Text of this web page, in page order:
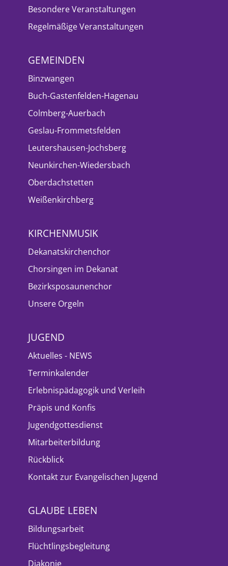
Besondere Veranstaltungen
Regelmäßige Veranstaltungen
GEMEINDEN
Binzwangen
Buch-Gastenfelden-Hagenau
Colmberg-Auerbach
Geslau-Frommetsfelden
Leutershausen-Jochsberg
Neunkirchen-Wiedersbach
Oberdachstetten
Weißenkirchberg
KIRCHENMUSIK
Dekanatskirchenchor
Chorsingen im Dekanat
Bezirksposaunenchor
Unsere Orgeln
JUGEND
Aktuelles - NEWS
Terminkalender
Erlebnispädagogik und Verleih
Präpis und Konfis
Jugendgottesdienst
Mitarbeiterbildung
Rückblick
Kontakt zur Evangelischen Jugend
GLAUBE LEBEN
Bildungsarbeit
Flüchtlingsbegleitung
Diakonie